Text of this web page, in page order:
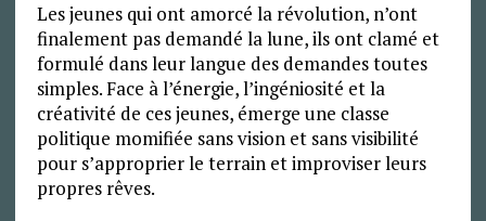
Les jeunes qui ont amorcé la révolution, n’ont
finalement pas demandé la lune, ils ont clamé et
formulé dans leur langue des demandes toutes
simples. Face à l’énergie, l’ingéniosité et la
créativité de ces jeunes, émerge une classe
politique momifiée sans vision et sans visibilité
pour s’approprier le terrain et improviser leurs
propres rêves.